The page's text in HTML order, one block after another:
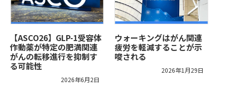
【ASCO26】GLP-1受容体
作動薬が特定の肥満関連
がんの転移進行を抑制す
る可能性
2026年6月2日
ウォーキングはがん関連
疲労を軽減することが示
唆される
2026年1月29日